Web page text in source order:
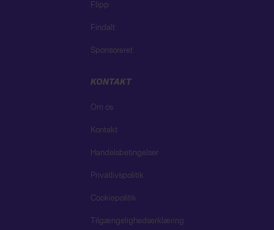
Flipp
Findalt
Sponsoreret
KONTAKT
Om os
Kontakt
Handelsbetingelser
Privatlivspolitik
Cookiepolitik
Tilgængelighedserklæring